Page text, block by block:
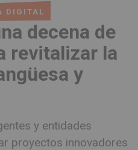
DIGITAL
decena de
revitalizar la
y
y entidades
proyectos innovadores